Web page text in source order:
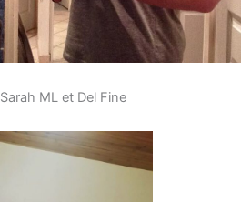
Sarah ML et Del Fine